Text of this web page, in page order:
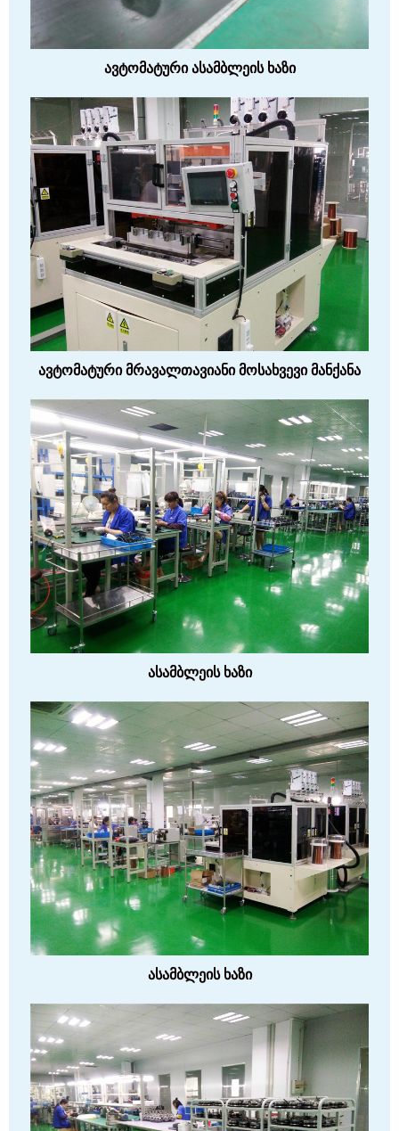
ავტომატური ასამბლეის ხაზი
ავტომატური მრავალთავიანი მოსახვევი მანქანა
ასამბლეის ხაზი
ასამბლეის ხაზი